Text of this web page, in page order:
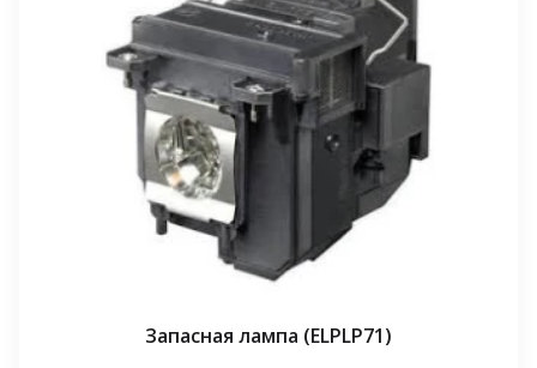
Запасная лампа (ELPLP71)